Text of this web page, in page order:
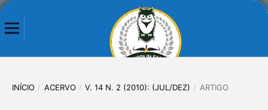
INÍCIO / ACERVO / V. 14 N. 2 (2010): (JUL/DEZ) / ARTIGO